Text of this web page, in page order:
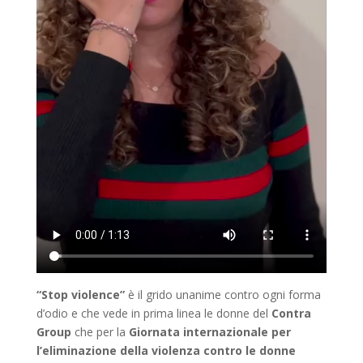
“Stop violence”è il grido unanime contro ogni forma
d’odio e che vede in prima linea le donne del Contra
Group che per la Giornata internazionale per
l’eliminazione della violenza contro le donne